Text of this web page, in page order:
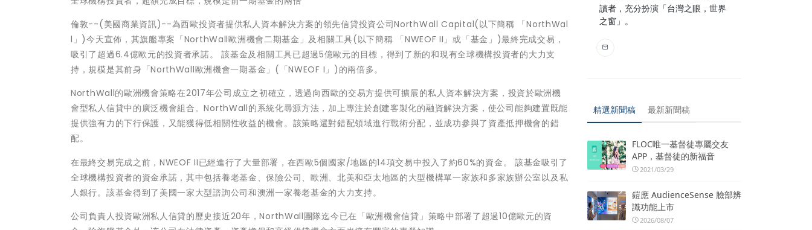
倫敦--(美國商業資訊)--為西歐投資者提供私人資本解決方案的領先信貸投資公司NorthWall Capital(以下簡稱 「NorthWal
l」)今天宣佈，其旗艦專案「NorthWall歐洲機會二期基金」及相關工具(以下簡稱 「NWEOF II」或「基金」)最終完成交易，
吸引了超過6.4億歐元的投資者承諾。 該基金及相關工具已超過5億歐元的目標，得到了新的和現有全球機構投資者的大力支
持，規模是其前身「NorthWall歐洲機會一期基金」(「NWEOF I」)的兩倍多。
NorthWall的歐洲機會策略在2017年公司成立之初確立，透過向西歐的交易方提供可擴展的私人資本解決方案，投資於歐洲機
會型私人信貸中的廣泛機會組合。NorthWall的系統化尋源方法，加上專注於創建客製化的融資解決方案，使公司能夠建置既能
提供強有力的下行保護，又能獲得低相關性收益的機會。該策略還對錯配領域進行戰術分配，並成功參與了資產抵押機會的錯
配。
在最終交易完成之前，NWEOF II已經進行了大量部署，在西歐5個國家/地區的14項交易中投入了約60%的資金。 該基金吸引了
全球機構投資者的資金承諾，其中包括養老基金、保險公司、歐洲、北美和亞太地區的大型機構單一家族和多家族辦公室以及私
人銀行。該基金得到了美國一家大型諮詢公司和澳洲一家養老基金的大力支持。
公司負責人投資歐洲私人信貸的歷史接近20年，NorthWall團隊迄今已在「歐洲機會信貸」策略中部署了超過10億歐元的資
讀者，充分扮演「台灣之眼，世界
之窗」。
精選新聞稿 最新新聞稿
FLOC唯一基督徒專屬交友
APP，基督徒的新福音
2021/03/29
鎧應 AudienceSense 臉部辨
識功能上市
2026/08/07